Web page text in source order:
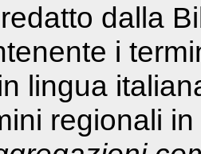
dalla
i
lingua
regionali